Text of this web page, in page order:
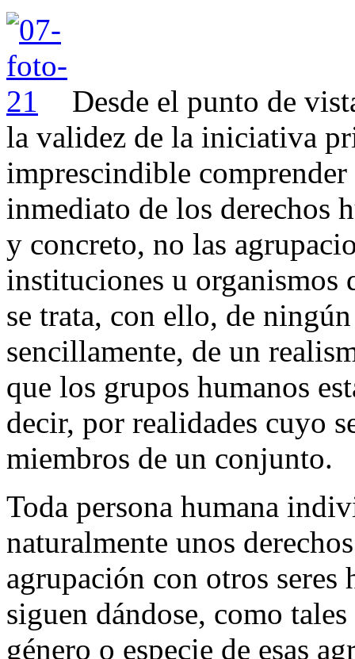
Desde el punto de
la validez de la iniciativa
imprescindible
inmediato de los derechos
y concreto, no las
instituciones u organismos
se trata, con ello, de
sencillamente, de un
que los grupos humanos
decir, por realidades cuyo
miembros de un conjunto.
Toda persona humana
naturalmente unos
agrupación con otros seres
siguen dándose, como
género o especie de esas